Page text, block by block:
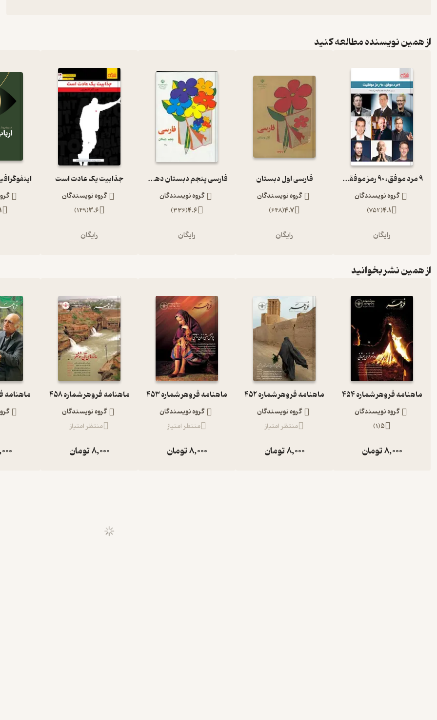
از همین نویسنده مطالعه کنید
9 مرد موفق، 90 رمز موفقیت
گروه نویسندگان
4.1
(
752
)
رایگان
فارسی اول دبستان
گروه نویسندگان
4.7
(
648
)
رایگان
فارسی پنجم دبستان دهه 60
گروه نویسندگان
4.6
(
336
)
رایگان
جذابیت یک عادت است
گروه نویسندگان
3.6
(
149
)
رایگان
از همین نشر بخوانید
ماهنامه فروهر شماره 454
گروه نویسندگان
5
(
1
)
8,000تومان
ماهنامه فروهر شماره 452
گروه نویسندگان
منتظر امتیاز
8,000تومان
ماهنامه فروهر شماره 453
گروه نویسندگان
منتظر امتیاز
8,000تومان
ماهنامه فروهر شماره 458
گروه نویسندگان
منتظر امتیاز
8,000تومان
ماهنامه